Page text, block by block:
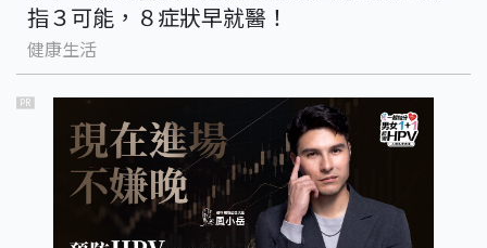
指３可能，８症狀早就醫！
健康生活
PR